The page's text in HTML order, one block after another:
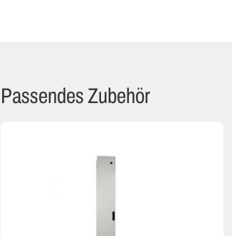
Passendes Zubehör